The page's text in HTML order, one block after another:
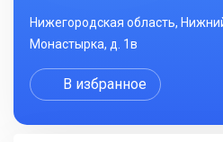
Нижегородская область,
Монастырка, д. 1в
В избранное